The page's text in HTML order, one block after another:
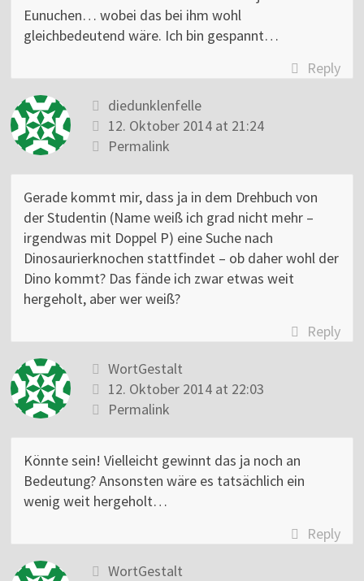
Eunuchen… wobei das bei ihm wohl
gleichbedeutend wäre. Ich bin gespannt…
Reply
diedunklenfelle
12. Oktober 2014 at 21:24
Permalink
Gerade kommt mir, dass ja in dem Drehbuch von
der Studentin (Name weiß ich grad nicht mehr –
irgendwas mit Doppel P) eine Suche nach
Dinosaurierknochen stattfindet – ob daher wohl der
Dino kommt? Das fände ich zwar etwas weit
hergeholt, aber wer weiß?
Reply
WortGestalt
12. Oktober 2014 at 22:03
Permalink
Könnte sein! Vielleicht gewinnt das ja noch an
Bedeutung? Ansonsten wäre es tatsächlich ein
wenig weit hergeholt…
Reply
WortGestalt